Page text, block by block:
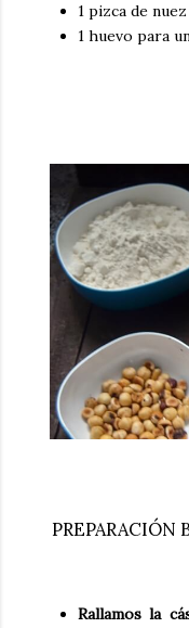
1 pizca de
1 huevo para
PREPARACIÓN
Rallamos la